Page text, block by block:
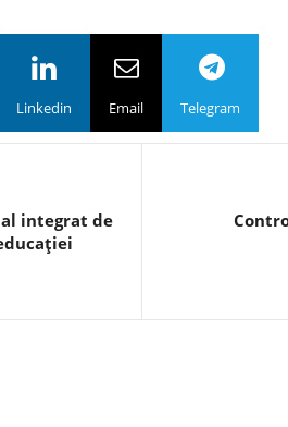
Linkedin Email Telegram
integrat de